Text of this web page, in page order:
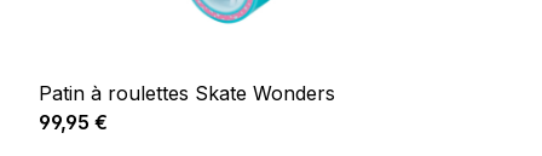
Patin à roulettes Skate Wonders
Prix régulier :
99,95 €